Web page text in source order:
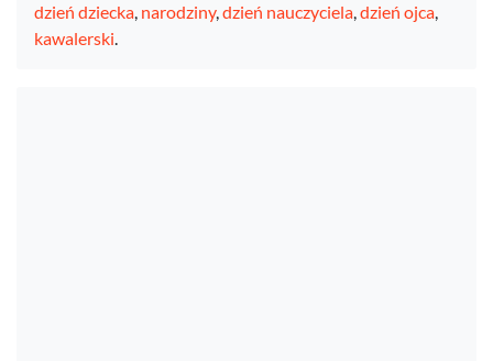
dzień dziecka, narodziny,dzień nauczyciela,dzień ojca,
kawalerski.